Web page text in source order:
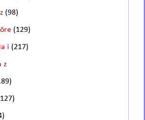
(98)
(129)
i (217)
z